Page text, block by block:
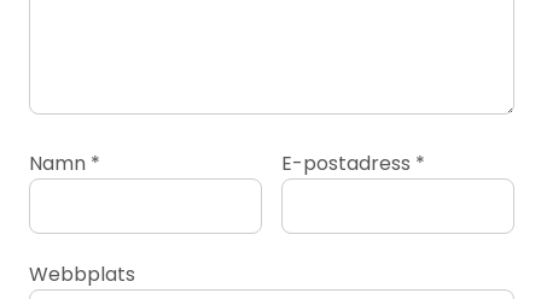
Namn * E-postadress *
Webbplats